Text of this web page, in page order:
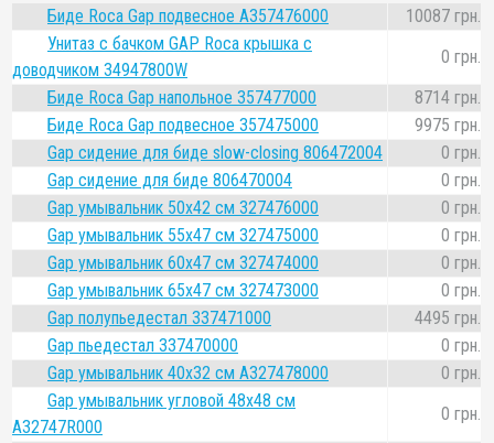
Биде Roca Gap подвесное A357476000
10087 грн.
Унитаз с бачком GAP Roca крышка с
доводчиком 34947800W
0 грн.
Биде Roca Gap напольное 357477000
8714 грн.
Биде Roca Gap подвесное 357475000
9975 грн.
Gap сидение для биде slow-closing 806472004
0 грн.
Gap сидение для биде 806470004
0 грн.
Gap умывальник 50x42 см 327476000
0 грн.
Gap умывальник 55x47 см 327475000
0 грн.
Gap умывальник 60x47 см 327474000
0 грн.
Gap умывальник 65x47 см 327473000
0 грн.
Gap полупьедестал 337471000
4495 грн.
Gap пьедестал 337470000
0 грн.
Gap умывальник 40x32 см A327478000
0 грн.
Gap умывальник угловой 48x48 см
A32747R000
0 грн.